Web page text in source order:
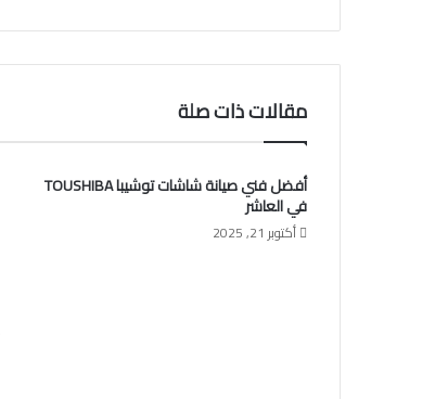
مقالات ذات صلة
أفضل فني صيانة شاشات توشيبا TOUSHIBA
في العاشر
أكتوبر 21, 2025